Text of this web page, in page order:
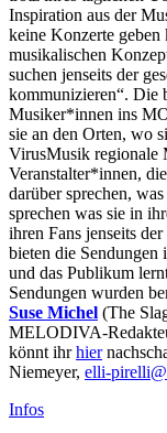
Inspiration aus der
keine Konzerte
musikalischen
suchen jenseits der
kommunizieren“. Die
Musiker*innen ins
sie an den Orten, wo
VirusMusik regionale
Veranstalter*innen,
darüber sprechen,
sprechen was sie in
ihren Fans jenseits
bieten die
und das Publikum
Sendungen wurden
Suse Michel (The
MELODIVA-
könnt ihrhier
Niemeyer,
erip-
ille
Infos